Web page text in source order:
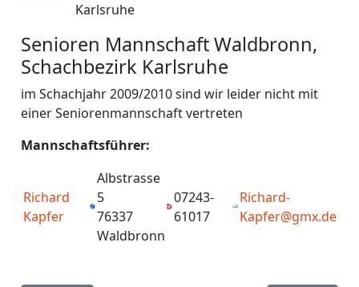
Karlsruhe
Senioren Mannschaft Waldbronn,
Schachbezirk Karlsruhe
im Schachjahr 2009/2010 sind wir leider nicht mit
einer Seniorenmannschaft vertreten
Mannschaftsführer:
Richard
Kapfer
Albstrasse
5
76337
Waldbronn
07243-
61017
Richard-
Kapfer@gmx.de